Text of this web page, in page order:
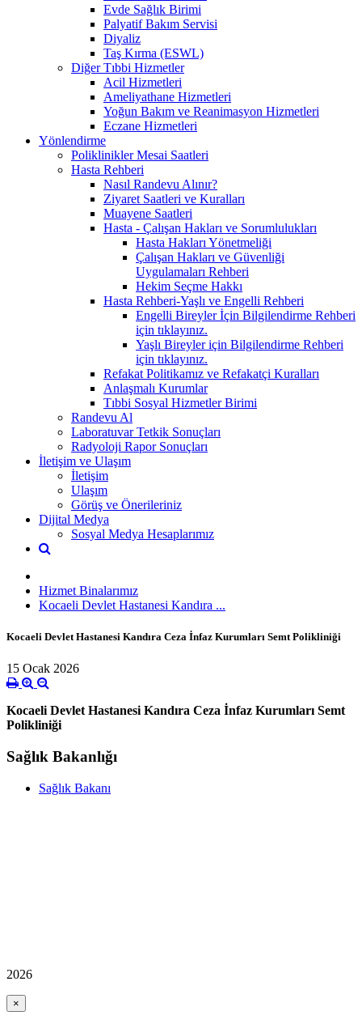
Evde Sağlık Birimi
Palyatif Bakım Servisi
Diyaliz
Taş Kırma (ESWL)
Diğer Tıbbi Hizmetler
Acil Hizmetleri
Ameliyathane Hizmetleri
Yoğun Bakım ve Reanimasyon Hizmetleri
Eczane Hizmetleri
Yönlendirme
Poliklinikler Mesai Saatleri
Hasta Rehberi
Nasıl Randevu Alınır?
Ziyaret Saatleri ve Kuralları
Muayene Saatleri
Hasta - Çalışan Hakları ve Sorumlulukları
Hasta Hakları Yönetmeliği
Çalışan Hakları ve Güvenliği
Uygulamaları Rehberi
Hekim Seçme Hakkı
Hasta Rehberi-Yaşlı ve Engelli Rehberi
Engelli Bireyler İçin Bilgilendirme Rehberi
için tıklayınız.
Yaşlı Bireyler için Bilgilendirme Rehberi
için tıklayınız.
Refakat Politikamız ve Refakatçi Kuralları
Anlaşmalı Kurumlar
Tıbbi Sosyal Hizmetler Birimi
Randevu Al
Laboratuvar Tetkik Sonuçları
Radyoloji Rapor Sonuçları
İletişim ve Ulaşım
İletişim
Ulaşım
Görüş ve Önerileriniz
Dijital Medya
Sosyal Medya Hesaplarımız
Hizmet Binalarımız
Kocaeli Devlet Hastanesi Kandıra ...
Kocaeli Devlet Hastanesi Kandıra Ceza İnfaz Kurumları Semt Polikliniği
15 Ocak 2026
Kocaeli Devlet Hastanesi Kandıra Ceza İnfaz Kurumları Semt
Polikliniği
Sağlık Bakanlığı
Sağlık Bakanı
2026
×